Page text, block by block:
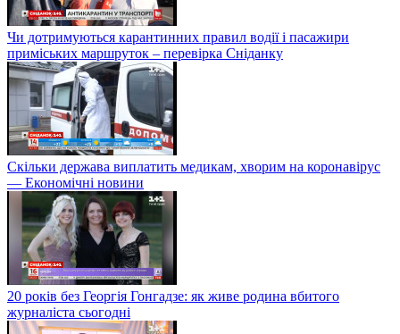
Чи дотримуються карантинних правил водії і пасажири
приміських маршруток – перевірка Сніданку
Скільки держава виплатить медикам, хворим на коронавірус
— Економічні новини
20 років без Георгія Гонгадзе: як живе родина вбитого
журналіста сьогодні